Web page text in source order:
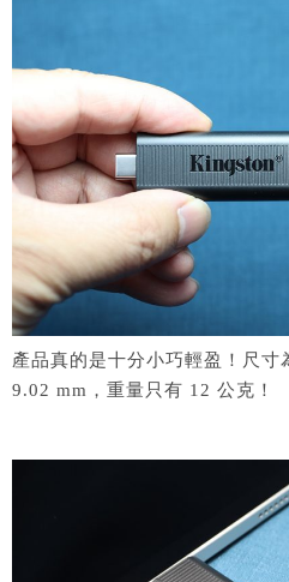
產品真的是十分小巧輕盈！尺
9.02 mm，重量只有 12 公克！